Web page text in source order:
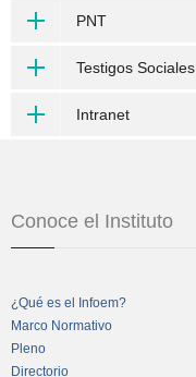
PNT
Testigos Sociales
Intranet
Conoce el Instituto
¿Qué es el Infoem?
Marco Normativo
Pleno
Directorio